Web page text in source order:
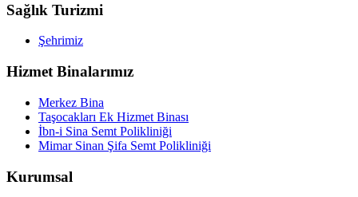
Sağlık Turizmi
Şehrimiz
Hizmet Binalarımız
Merkez Bina
Taşocakları Ek Hizmet Binası
İbn-i Sina Semt Polikliniği
Mimar Sinan Şifa Semt Polikliniği
Kurumsal